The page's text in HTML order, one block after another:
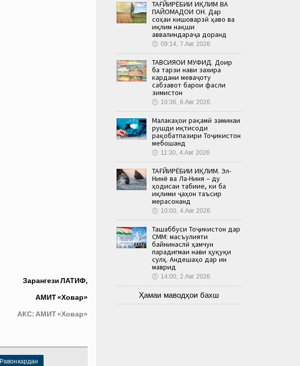
Зарангези ЛАТИФ,
АМИТ«Ховар»
АКС: АМИТ «Ховар»
Равон кардан
ТАҒЙИРЁБИИ ИҚЛИМ ВА
ПАЙОМАДҲОИ ОН. Дар
соҳаи кишоварзӣ ҳаво ва
иқлим нақши
аввалиндараҷа доранд
🕔 09:14, 7.Авг 2026
ТАВСИЯҲОИ МУФИД. Доир
ба тарзи нави захира
кардани меваҷоту
сабзавот барои фасли
зимистон
🕔 10:36, 6.Авг 2026
Малакаҳои рақамӣ заминаи
рушди иқтисоди
рақобатпазири Тоҷикистон
мебошанд
🕔 11:30, 4.Авг 2026
ТАҒЙИРЁБИИ ИҚЛИМ. Эл-
Нинё ва Ла-Ниня – ду
ҳодисаи табиие, ки ба
иқлими ҷаҳон таъсир
мерасонанд
🕔 10:00, 4.Авг 2026
Ташаббуси Тоҷикистон дар
СММ: масъулияти
байнинаслӣ ҳамчун
парадигмаи нави ҳуқуқи
сулҳ. Андешаҳо дар ин
маврид
🕔 14:00, 2.Авг 2026
Ҳамаи маводҳои бахш